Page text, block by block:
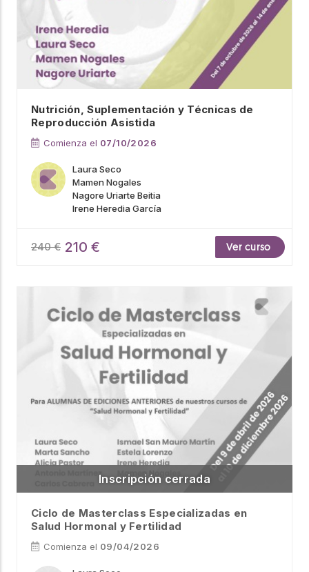
Nutrición, Suplementación y Técnicas de
Reproducción Asistida
Comienza el 07/10/2026
Laura Seco
Mamen Nogales
Nagore Uriarte Beitia
Irene Heredia García
240 € 210 € Ver curso
Ciclo de Masterclass Especializadas en
Salud Hormonal y Fertilidad
Comienza el 09/04/2026